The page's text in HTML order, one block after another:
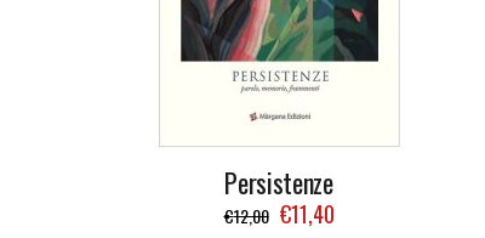
Persistenze
€12,00 €11,40